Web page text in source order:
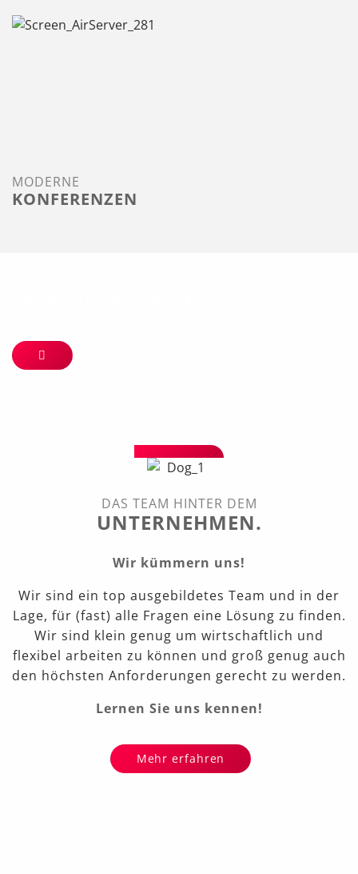
MODERNE
KONFERENZEN
DAS TEAM HINTER DEM
UNTERNEHMEN.
Wir kümmern uns!
Wir sind ein top ausgebildetes Team und in der
Lage, für (fast) alle Fragen eine Lösung zu finden.
Wir sind klein genug um wirtschaftlich und
flexibel arbeiten zu können und groß genug auch
den höchsten Anforderungen gerecht zu werden.
Lernen Sie uns kennen!
Mehr erfahren